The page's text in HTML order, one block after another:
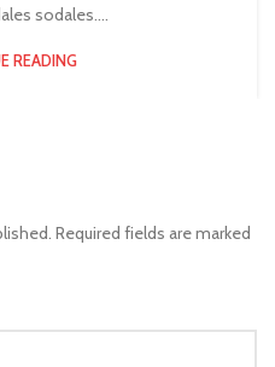
sodales....
READING
Required fields are marked